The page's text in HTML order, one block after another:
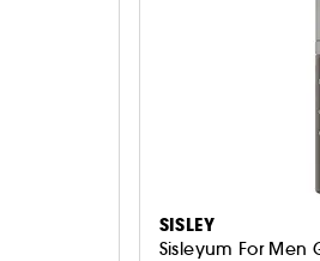
SISLEY
Sisleyum For Men